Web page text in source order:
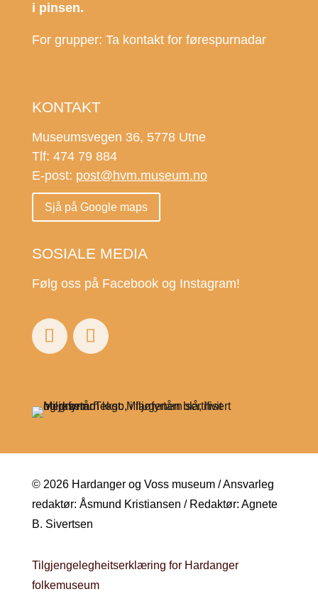
i pinsen.
For grupper: Ta kontakt for førespurnadar
KONTAKT
Museumsvegen 36, 5778 Utne
Tlf: 474 79 884
E-post: post@hvm.museum.no
Sjå på Google maps
SOSIALE MEDIA
Følg oss på Facebook og Instagram!
© 2026 Hardanger og Voss museum / Ansvarleg
redaktør: Åsmund Kristiansen / Redaktør: Agnete
B. Sivertsen
Tilgjengelegheitserklæring for Hardanger
folkemuseum